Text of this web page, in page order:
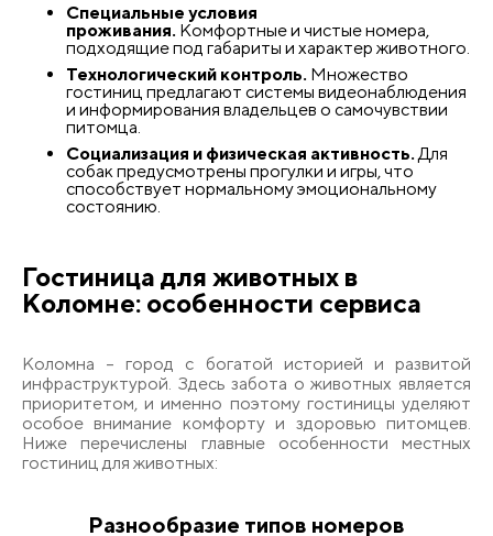
Специальные условия
проживания. Комфортные и чистые номера,
подходящие под габариты и характер животного.
Технологический контроль. Множество
гостиниц предлагают системы видеонаблюдения
и информирования владельцев о самочувствии
питомца.
Социализация и физическая активность.Для
собак предусмотрены прогулки и игры, что
способствует нормальному эмоциональному
состоянию.
Гостиница для животных в
Коломне: особенности сервиса
Коломна – город с богатой историей и развитой
инфраструктурой. Здесь забота о животных является
приоритетом, и именно поэтому гостиницы уделяют
особое внимание комфорту и здоровью питомцев.
Ниже перечислены главные особенности местных
гостиниц для животных:
Разнообразие типов номеров